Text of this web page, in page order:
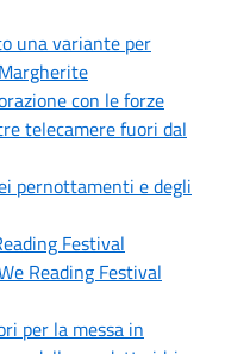
una variante per
con le forze
telecamere fuori dal
pernottamenti e degli
Festival
Reading Festival
per la messa in